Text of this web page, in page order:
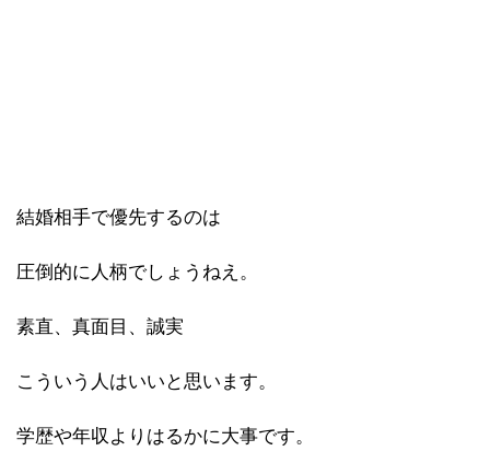
結婚相手で優先するのは
圧倒的に人柄でしょうねえ。
素直、真面目、誠実
こういう人はいいと思います。
学歴や年収よりはるかに大事です。